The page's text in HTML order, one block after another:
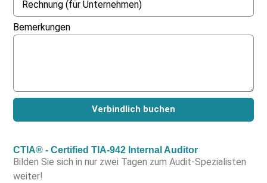
Bemerkungen
Verbindlich buchen
CTIA® - Certified TIA-942 Internal Auditor
Bilden Sie sich in nur zwei Tagen zum Audit-Spezialisten
weiter!